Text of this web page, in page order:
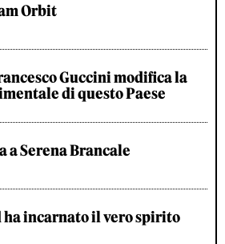
Orbit
Guccini modifica la
di questo Paese
a Serena Brancale
ha incarnato il vero spirito